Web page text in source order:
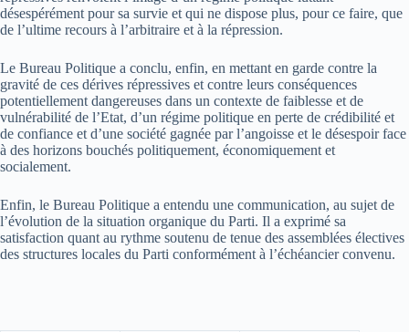
désespérément pour sa survie et qui ne dispose plus, pour ce faire, que
de l’ultime recours à l’arbitraire et à la répression.
Le Bureau Politique a conclu, enfin, en mettant en garde contre la
gravité de ces dérives répressives et contre leurs conséquences
potentiellement dangereuses dans un contexte de faiblesse et de
vulnérabilité de l’Etat, d’un régime politique en perte de crédibilité et
de confiance et d’une société gagnée par l’angoisse et le désespoir face
à des horizons bouchés politiquement, économiquement et
socialement.
Enfin, le Bureau Politique a entendu une communication, au sujet de
l’évolution de la situation organique du Parti. Il a exprimé sa
satisfaction quant au rythme soutenu de tenue des assemblées électives
des structures locales du Parti conformément à l’échéancier convenu.